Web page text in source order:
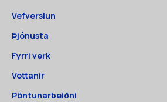
Vefverslun
Þjónusta
Fyrri verk
Vottanir
Pöntunarbeiðni